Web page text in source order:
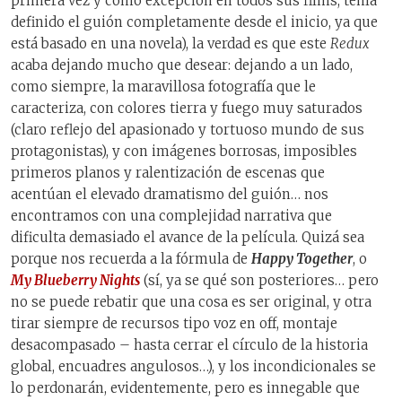
definido el guión completamente desde el inicio, ya que
está basado en una novela), la verdad es que este Redux
acaba dejando mucho que desear: dejando a un lado,
como siempre, la maravillosa fotografía que le
caracteriza, con colores tierra y fuego muy saturados
(claro reflejo del apasionado y tortuoso mundo de sus
protagonistas), y con imágenes borrosas, imposibles
primeros planos y ralentización de escenas que
acentúan el elevado dramatismo del guión… nos
encontramos con una complejidad narrativa que
dificulta demasiado el avance de la película. Quizá sea
porque nos recuerda a la fórmula de Happy Together, o
My Blueberry Nights (sí, ya se qué son posteriores… pero
no se puede rebatir que una cosa es ser original, y otra
tirar siempre de recursos tipo voz en off, montaje
desacompasado – hasta cerrar el círculo de la historia
global, encuadres angulosos…), y los incondicionales se
lo perdonarán, evidentemente, pero es innegable que